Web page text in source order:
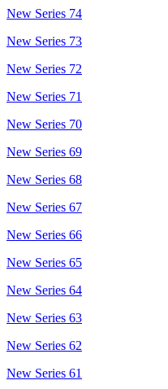
New Series 74
New Series 73
New Series 72
New Series 71
New Series 70
New Series 69
New Series 68
New Series 67
New Series 66
New Series 65
New Series 64
New Series 63
New Series 62
New Series 61